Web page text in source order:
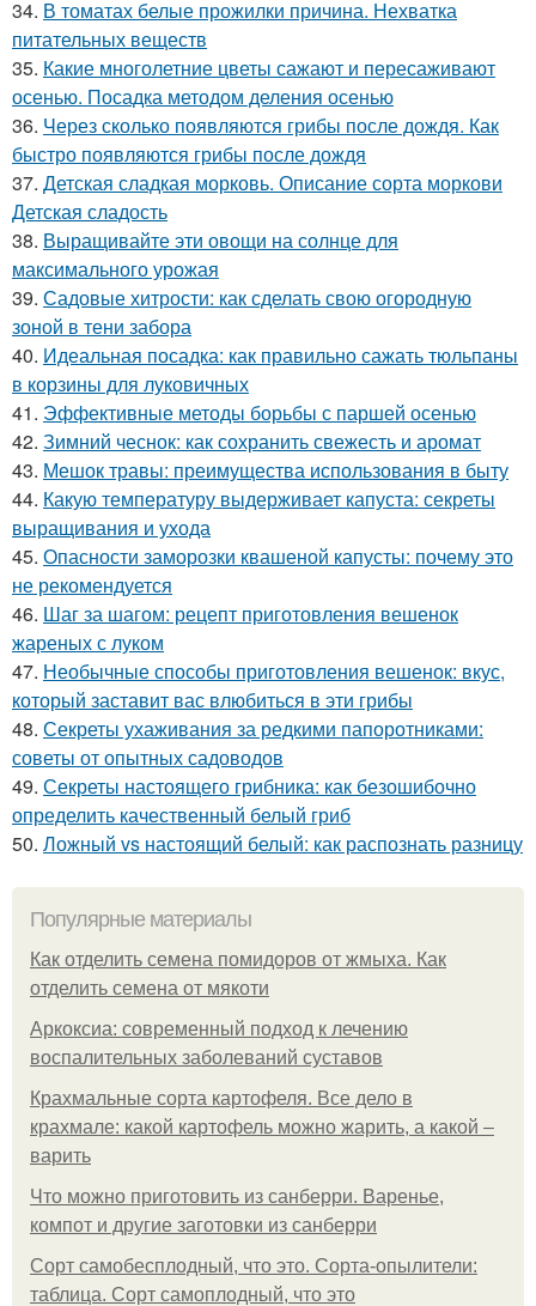
34. В томатах белые прожилки причина. Нехватка
питательных веществ
35. Какие многолетние цветы сажают и пересаживают
осенью. Посадка методом деления осенью
36. Через сколько появляются грибы после дождя. Как
быстро появляются грибы после дождя
37. Детская сладкая морковь. Описание сорта моркови
Детская сладость
38. Выращивайте эти овощи на солнце для
максимального урожая
39. Садовые хитрости: как сделать свою огородную
зоной в тени забора
40. Идеальная посадка: как правильно сажать тюльпаны
в корзины для луковичных
41. Эффективные методы борьбы с паршей осенью
42. Зимний чеснок: как сохранить свежесть и аромат
43. Мешок травы: преимущества использования в быту
44. Какую температуру выдерживает капуста: секреты
выращивания и ухода
45. Опасности заморозки квашеной капусты: почему это
не рекомендуется
46. Шаг за шагом: рецепт приготовления вешенок
жареных с луком
47. Необычные способы приготовления вешенок: вкус,
который заставит вас влюбиться в эти грибы
48. Секреты ухаживания за редкими папоротниками:
советы от опытных садоводов
49. Секреты настоящего грибника: как безошибочно
определить качественный белый гриб
50. Ложный vs настоящий белый: как распознать разницу
Популярные материалы
Как отделить семена помидоров от жмыха. Как
отделить семена от мякоти
Аркоксиа: современный подход к лечению
воспалительных заболеваний суставов
Крахмальные сорта картофеля. Все дело в
крахмале: какой картофель можно жарить, а какой –
варить
Что можно приготовить из санберри. Варенье,
компот и другие заготовки из санберри
Сорт самобесплодный, что это. Сорта-опылители:
таблица. Сорт самоплодный, что это